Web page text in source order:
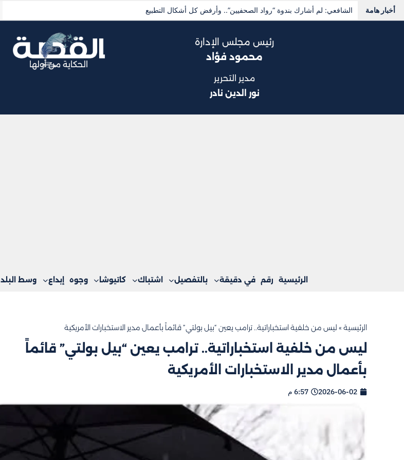
أخبار هامة محمد صلاح يرفع أرباح “طرابزون سبور” 20 مليون دولار
رئيس مجلس الإدارة
محمود فؤاد
مدير التحرير
نور الدين نادر
الحكاية من أولها
الرئيسية رقم في دقيقة بالتفصيل اشتباك كاتيوشا وجوه إبداع وسط البلد
الرئيسية » ليس من خلفية استخباراتية.. ترامب يعين “بيل بولتي” قائماً بأعمال مدير الاستخبارات الأمريكية
ليس من خلفية استخباراتية.. ترامب يعين “بيل بولتي” قائماً
بأعمال مدير الاستخبارات الأمريكية
2026-06-02 6:57 م